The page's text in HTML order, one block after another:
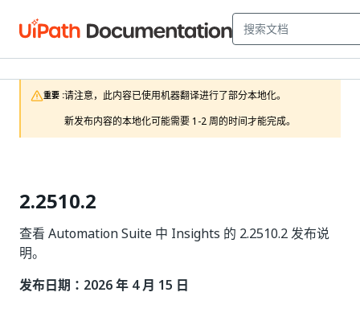
重要 :请注意，此内容已使用机器翻译进行了部分本地化。
新发布内容的本地化可能需要 1-2 周的时间才能完成。
2.2510.2
查看 Automation Suite 中 Insights 的 2.2510.2 发布说
明。
发布日期：2026 年 4 月 15 日